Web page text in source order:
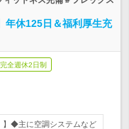
年休125日＆福利厚生充
完全週休2日制
】◆主に空調システムなど